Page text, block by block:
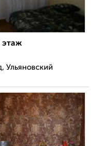
этаж
Ульяновский